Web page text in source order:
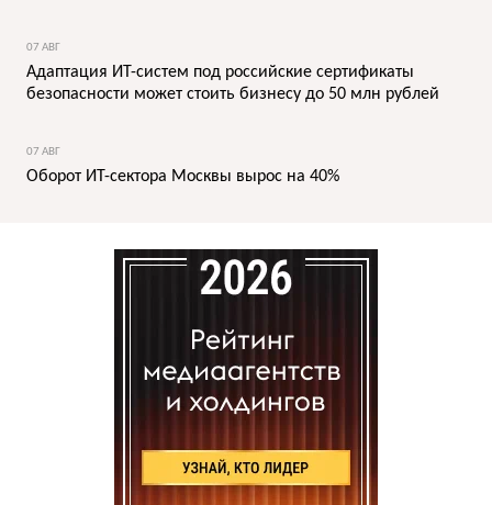
07 АВГ
Адаптация ИТ-систем под российские сертификаты
безопасности может стоить бизнесу до 50 млн рублей
07 АВГ
Оборот ИТ-сектора Москвы вырос на 40%